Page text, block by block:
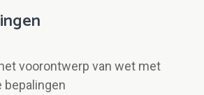
voorontwerp van wet met
bepalingen